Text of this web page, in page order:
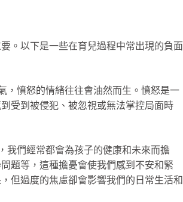
。以下是一些在育兒過程中常出現的負面
，憤怒的情緒往往會油然而生。憤怒是一
受到被侵犯、被忽視或無法掌控局面時
我們經常都會為孩子的健康和未來而擔
題等，這種擔憂會使我們感到不安和緊
但過度的焦慮卻會影響我們的日常生活和